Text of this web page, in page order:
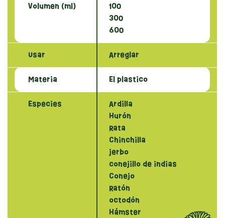
Volumen (ml)
100
300
600
Usar Arreglar
Materia El plastico
Especies
Ardilla
Hurón
Rata
Chinchilla
jerbo
conejillo de indias
Conejo
Ratón
octodón
Hámster